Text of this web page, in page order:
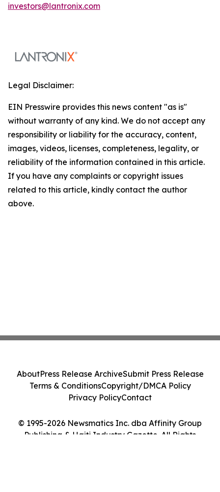
investors@lantronix.com
Legal Disclaimer:
EIN Presswire provides this news content "as is"
without warranty of any kind. We do not accept any
responsibility or liability for the accuracy, content,
images, videos, licenses, completeness, legality, or
reliability of the information contained in this article.
If you have any complaints or copyright issues
related to this article, kindly contact the author
above.
© 1995-2026 Newsmatics Inc. dba Affinity Group
Publishing & Haiti Industry Gazette. All Rights
AboutPress Release ArchiveSubmit Press Release
Terms & ConditionsCopyright/DMCA Policy
Privacy PolicyContact